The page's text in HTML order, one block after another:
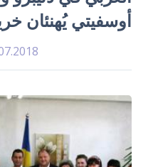
أوسفيتي يُهنئان
- 18:56